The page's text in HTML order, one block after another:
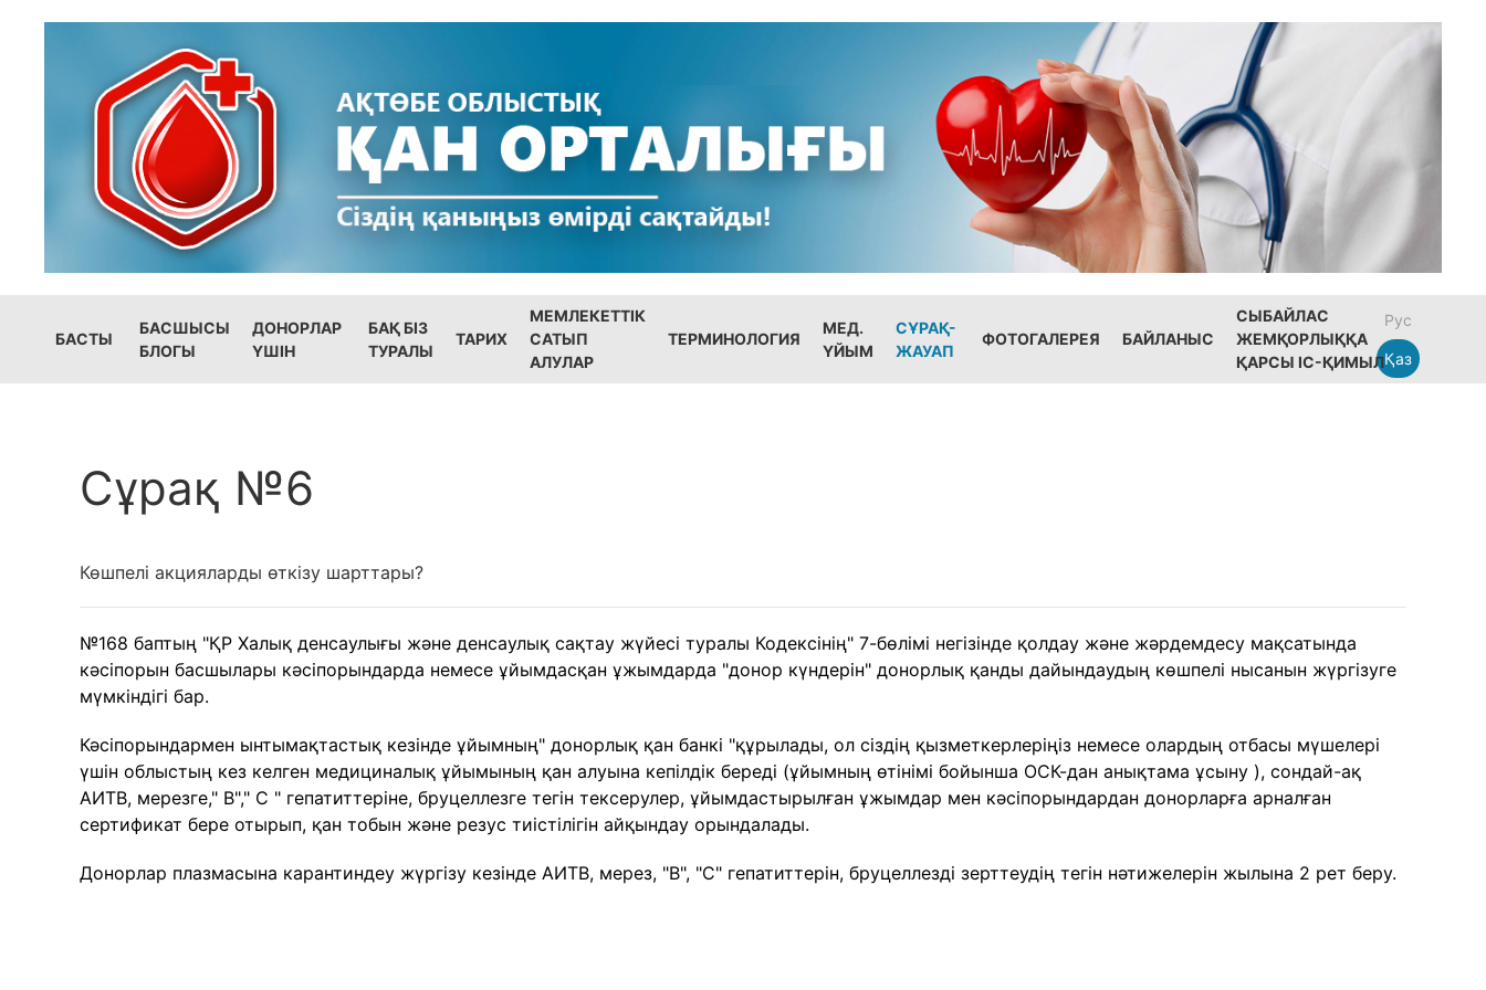
БАСТЫ
БАСШЫСЫ
БЛОГЫ
ДОНОРЛАР
ҮШІН
БАҚ БІЗ
ТУРАЛЫ
ТАРИХ
МЕМЛЕКЕТТІК
САТЫП
АЛУЛАР
ТЕРМИНОЛОГИЯ
МЕД.
ҮЙЫМ
СҰРАҚ-
ЖАУАП
ФОТОГАЛЕРЕЯ БАЙЛАНЫС
СЫБАЙЛАС
ЖЕМҚОРЛЫҚҚА
ҚАРСЫ ІС-ҚИМЫЛ
Рус
Қаз
Сұрақ №6
Көшпелі акцияларды өткізу шарттары?
№168 баптың "ҚР Халық денсаулығы және денсаулық сақтау жүйесі туралы Кодексінің" 7-бөлімі негізінде қолдау және жәрдемдесу мақсатында
кәсіпорын басшылары кәсіпорындарда немесе ұйымдасқан ұжымдарда "донор күндерін" донорлық қанды дайындаудың көшпелі нысанын жүргізуге
мүмкіндігі бар.
Кәсіпорындармен ынтымақтастық кезінде ұйымның" донорлық қан банкі "құрылады, ол сіздің қызметкерлеріңіз немесе олардың отбасы мүшелері
үшін облыстың кез келген медициналық ұйымының қан алуына кепілдік береді (ұйымның өтінімі бойынша ОСК-дан анықтама ұсыну ), сондай-ақ
АИТВ, мерезге," В"," С " гепатиттеріне, бруцеллезге тегін тексерулер, ұйымдастырылған ұжымдар мен кәсіпорындардан донорларға арналған
сертификат бере отырып, қан тобын және резус тиістілігін айқындау орындалады.
Донорлар плазмасына карантиндеу жүргізу кезінде АИТВ, мерез, "В", "С" гепатиттерін, бруцеллезді зерттеудің тегін нәтижелерін жылына 2 рет беру.